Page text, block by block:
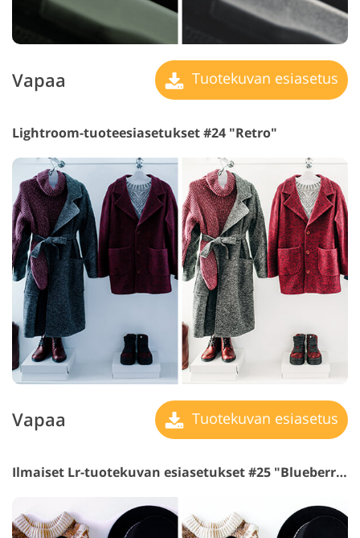
Vapaa Tuotekuvan esiasetus
Lightroom-tuoteesiasetukset #24 "Retro"
Vapaa Tuotekuvan esiasetus
Ilmaiset Lr-tuotekuvan esiasetukset #25 "Blueberry"